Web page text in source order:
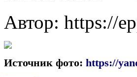
Автор: https://
Источник фото: https://